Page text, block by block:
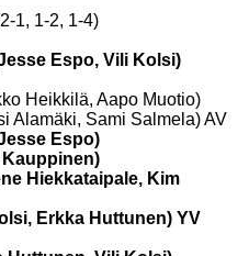
1, 1-2, 1-4)
Espo, Vili Kolsi)
Heikkilä, Aapo Muotio)
Alamäki, Sami Salmela) AV
Espo)
Kauppinen)
Hiekkataipale, Kim
Erkka Huttunen) YV